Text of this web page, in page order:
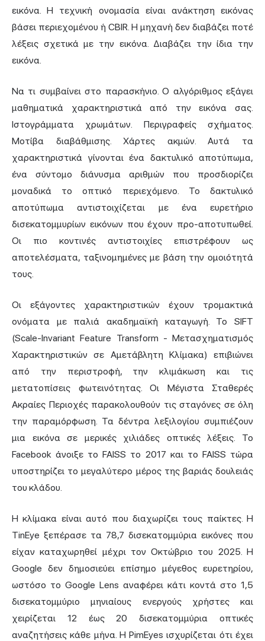
εικόνα. Η τεχνική ονομασία είναι ανάκτηση εικόνας
βάσει περιεχομένου ή CBIR. Η μηχανή δεν διαβάζει ποτέ
λέξεις σχετικά με την εικόνα. Διαβάζει την ίδια την
εικόνα.
Να τι συμβαίνει στο παρασκήνιο. Ο αλγόριθμος εξάγει
μαθηματικά χαρακτηριστικά από την εικόνα σας.
Ιστογράμματα χρωμάτων. Περιγραφείς σχήματος.
Μοτίβα διαβάθμισης. Χάρτες ακμών. Αυτά τα
χαρακτηριστικά γίνονται ένα δακτυλικό αποτύπωμα,
ένα σύντομο διάνυσμα αριθμών που προσδιορίζει
μοναδικά το οπτικό περιεχόμενο. Το δακτυλικό
αποτύπωμα αντιστοιχίζεται με ένα ευρετήριο
δισεκατομμυρίων εικόνων που έχουν προ-αποτυπωθεί.
Οι πιο κοντινές αντιστοιχίες επιστρέφουν ως
αποτελέσματα, ταξινομημένες με βάση την ομοιότητά
τους.
Οι εξάγοντες χαρακτηριστικών έχουν τρομακτικά
ονόματα με παλιά ακαδημαϊκή καταγωγή. Το SIFT
(Scale-Invariant Feature Transform - Μετασχηματισμός
Χαρακτηριστικών σε Αμετάβλητη Κλίμακα) επιβιώνει
από την περιστροφή, την κλιμάκωση και τις
μετατοπίσεις φωτεινότητας. Οι Μέγιστα Σταθερές
Ακραίες Περιοχές παρακολουθούν τις σταγόνες σε όλη
την παραμόρφωση. Τα δέντρα λεξιλογίου συμπιέζουν
μια εικόνα σε μερικές χιλιάδες οπτικές λέξεις. Το
Facebook άνοιξε το FAISS το 2017 και το FAISS τώρα
υποστηρίζει το μεγαλύτερο μέρος της βαριάς δουλειάς
του κλάδου.
Η κλίμακα είναι αυτό που διαχωρίζει τους παίκτες. Η
TinEye ξεπέρασε τα 78,7 δισεκατομμύρια εικόνες που
είχαν καταχωρηθεί μέχρι τον Οκτώβριο του 2025. Η
Google δεν δημοσιεύει επίσημο μέγεθος ευρετηρίου,
ωστόσο το Google Lens αναφέρει κάτι κοντά στο 1,5
δισεκατομμύριο μηνιαίους ενεργούς χρήστες και
χειρίζεται 12 έως 20 δισεκατομμύρια οπτικές
αναζητήσεις κάθε μήνα. Η PimEyes ισχυρίζεται ότι έχει